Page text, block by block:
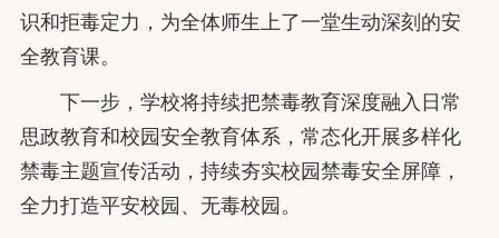
识和拒毒定力，为全体师生上了一堂生动深刻的安
全教育课。
下一步，学校将持续把禁毒教育深度融入日常
思政教育和校园安全教育体系，常态化开展多样化
禁毒主题宣传活动，持续夯实校园禁毒安全屏障，
全力打造平安校园、无毒校园。